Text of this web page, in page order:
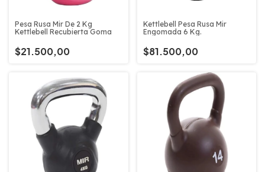
Pesa Rusa Mir De 2 Kg
Kettlebell Recubierta Goma
$21.500,00
Kettlebell Pesa Rusa Mir
Engomada 6 Kg.
$81.500,00